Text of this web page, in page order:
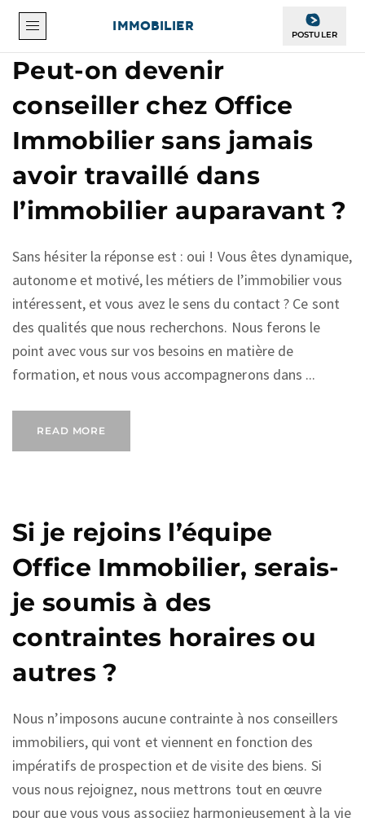
IMMOBILIER
POSTULER
Peut-on devenir
conseiller chez Office
Immobilier sans jamais
avoir travaillé dans
l’immobilier auparavant ?
Sans hésiter la réponse est : oui ! Vous êtes dynamique,
autonome et motivé, les métiers de l’immobilier vous
intéressent, et vous avez le sens du contact ? Ce sont
des qualités que nous recherchons. Nous ferons le
point avec vous sur vos besoins en matière de
formation, et nous vous accompagnerons dans ...
READ MORE
Si je rejoins l’équipe
Office Immobilier, serais-
je soumis à des
contraintes horaires ou
autres ?
Nous n’imposons aucune contrainte à nos conseillers
immobiliers, qui vont et viennent en fonction des
impératifs de prospection et de visite des biens. Si
vous nous rejoignez, nous mettrons tout en œuvre
pour que vous vous associiez harmonieusement à la vie